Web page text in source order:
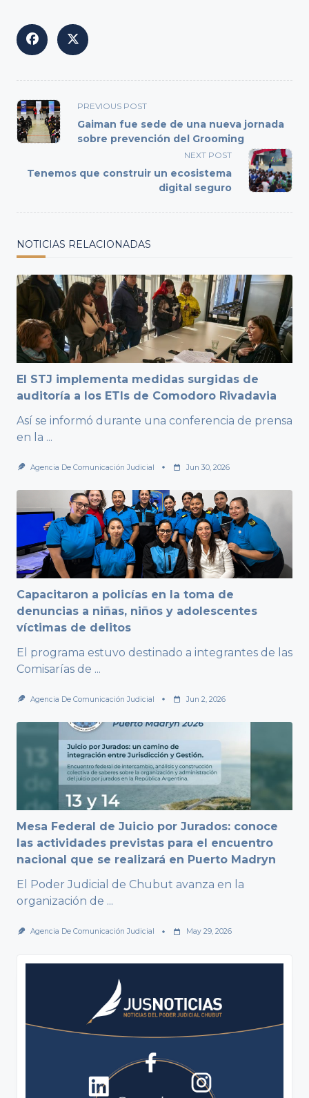
<span
class="nav-
subtitle
reader-
PREVIOUS POST
Gaiman fue sede de una nueva jornada
sobre prevención del Grooming
NEXT POST
Tenemos que construir un ecosistema
digital seguro
NOTICIAS RELACIONADAS
El STJ implementa medidas surgidas de
auditoría a los ETIs de Comodoro Rivadavia
Así se informó durante una conferencia de prensa
en la ...
Agencia De Comunicación Judicial Jun 30, 2026
Capacitaron a policías en la toma de
denuncias a niñas, niños y adolescentes
víctimas de delitos
El programa estuvo destinado a integrantes de las
Comisarías de ...
Agencia De Comunicación Judicial Jun 2, 2026
Mesa Federal de Juicio por Jurados: conoce
las actividades previstas para el encuentro
nacional que se realizará en Puerto Madryn
El Poder Judicial de Chubut avanza en la
organización de ...
Agencia De Comunicación Judicial May 29, 2026